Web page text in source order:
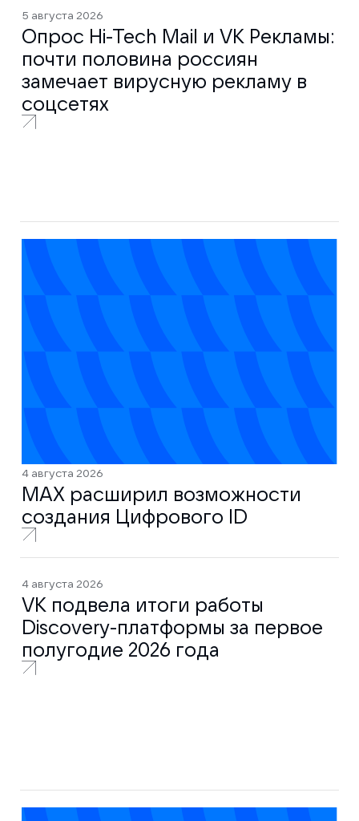
5 августа 2026
Опрос Hi-Tech Mail и VK Рекламы:
почти половина россиян
замечает вирусную рекламу в
соцсетях
4 августа 2026
MAX расширил возможности
создания Цифрового ID
4 августа 2026
VK подвела итоги работы
Discovery-платформы за первое
полугодие 2026 года